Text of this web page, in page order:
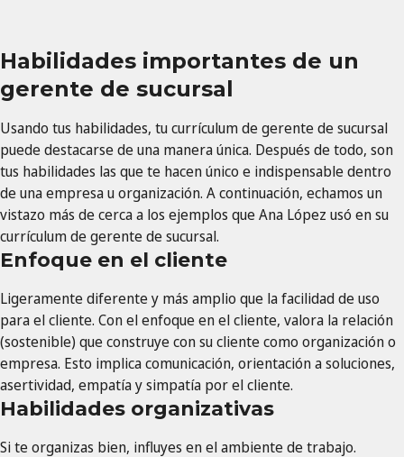
Habilidades importantes de un
gerente de sucursal
Usando tus habilidades, tu currículum de gerente de sucursal
puede destacarse de una manera única. Después de todo, son
tus habilidades las que te hacen único e indispensable dentro
de una empresa u organización. A continuación, echamos un
vistazo más de cerca a los ejemplos que Ana López usó en su
currículum de gerente de sucursal.
Enfoque en el cliente
Ligeramente diferente y más amplio que la facilidad de uso
para el cliente. Con el enfoque en el cliente, valora la relación
(sostenible) que construye con su cliente como organización o
empresa. Esto implica comunicación, orientación a soluciones,
asertividad, empatía y simpatía por el cliente.
Habilidades organizativas
Si te organizas bien, influyes en el ambiente de trabajo.